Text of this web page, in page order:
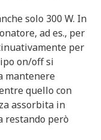
solo 300 W. In
ad es., per
per
on/off si
mantenere
quello con
assorbita in
restando però